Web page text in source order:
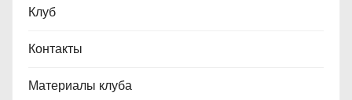
Клуб
Контакты
Материалы клуба